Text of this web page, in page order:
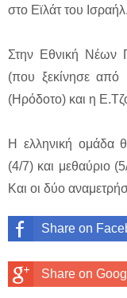
στο Εϊλάτ του Ισραήλ.
Στην Εθνική Νέων
(που ξεκίνησε από
(Ηρόδοτο) και η
Η ελληνική ομάδα
(4/7) και μεθαύριο
Και οι δύο
Share on
Share on